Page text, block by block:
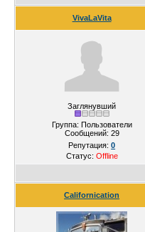
VivaLaVita
Заглянувший
Группа: Пользователи
Сообщений: 29
Репутация:0
Статус: Offline
Californication